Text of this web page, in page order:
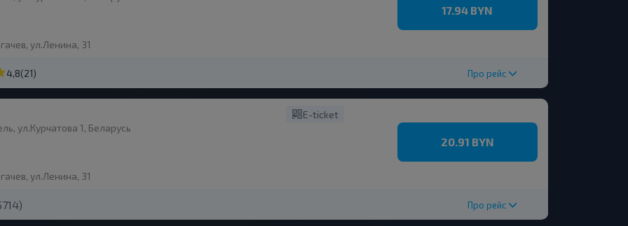
ул.Ленина, 31
17.94 BYN
4,8(21) Про рейс
ул.Курчатова 1, Беларусь
ул.Ленина, 31
E-ticket
20.91 BYN
Про рейс